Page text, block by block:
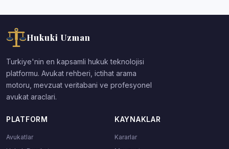
Hukuki Uzman
Turkiye'nin en kapsamli hukuk teknolojisi
platformu. Avukat rehberi, ictihat arama
motoru, mevzuat veritabani ve profesyonel
avukat araclari.
PLATFORM
Avukatlar
KAYNAKLAR
Kararlar